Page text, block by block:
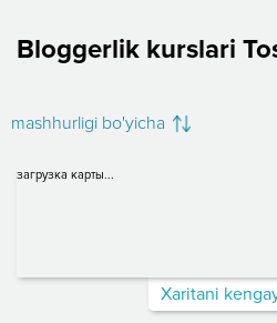
Bloggerlik kurslari
mashhurligi bo'yicha
загрузка карты...
Xaritani